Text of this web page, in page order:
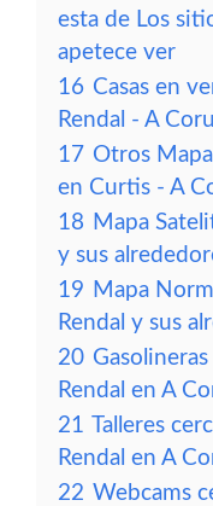
esta de Los
apetece ver
16 Casas en
Rendal - A
17 Otros
en Curtis - A
18 Mapa
y sus
19 Mapa
Rendal y sus
20
Rendal en A
21 Talleres
Rendal en A
22 Webcams